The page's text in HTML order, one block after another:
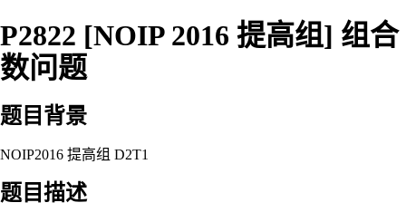
P2822 [NOIP 2016 提高组] 组合
数问题
题目背景
NOIP2016 提高组 D2T1
题目描述